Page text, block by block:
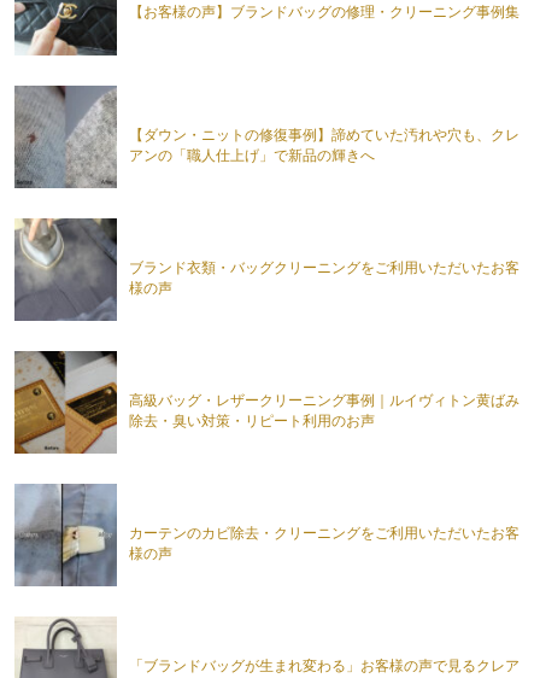
【お客様の声】ブランドバッグの修理・クリーニング事例集
【ダウン・ニットの修復事例】諦めていた汚れや穴も、クレ
アンの「職人仕上げ」で新品の輝きへ
ブランド衣類・バッグクリーニングをご利用いただいたお客
様の声
高級バッグ・レザークリーニング事例｜ルイヴィトン黄ばみ
除去・臭い対策・リピート利用のお声
カーテンのカビ除去・クリーニングをご利用いただいたお客
様の声
「ブランドバッグが生まれ変わる」お客様の声で見るクレア